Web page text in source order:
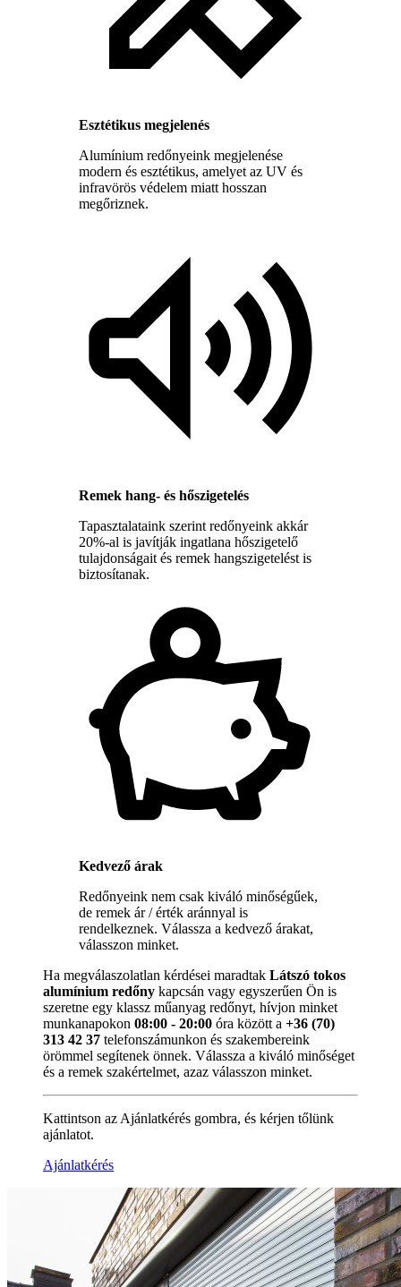
Esztétikus megjelenés
Alumínium redőnyeink megjelenése
modern és esztétikus, amelyet az UV és
infravörös védelem miatt hosszan
megőriznek.
Remek hang- és hőszigetelés
Tapasztalataink szerint redőnyeink akkár
20%-al is javítják ingatlana hőszigetelő
tulajdonságait és remek hangszigetelést is
biztosítanak.
Kedvező árak
Redőnyeink nem csak kiváló minőségűek,
de remek ár / érték aránnyal is
rendelkeznek. Válassza a kedvező árakat,
válasszon minket.
Ha megválaszolatlan kérdései maradtak Látszó tokos
alumínium redőny kapcsán vagy egyszerűen Ön is
szeretne egy klassz műanyag redőnyt, hívjon minket
munkanapokon 08:00 - 20:00 óra között a +36 (70)
313 42 37 telefonszámunkon és szakembereink
örömmel segítenek önnek. Válassza a kiváló minőséget
és a remek szakértelmet, azaz válasszon minket.
Kattintson az Ajánlatkérés gombra, és kérjen tőlünk
ajánlatot.
Ajánlatkérés